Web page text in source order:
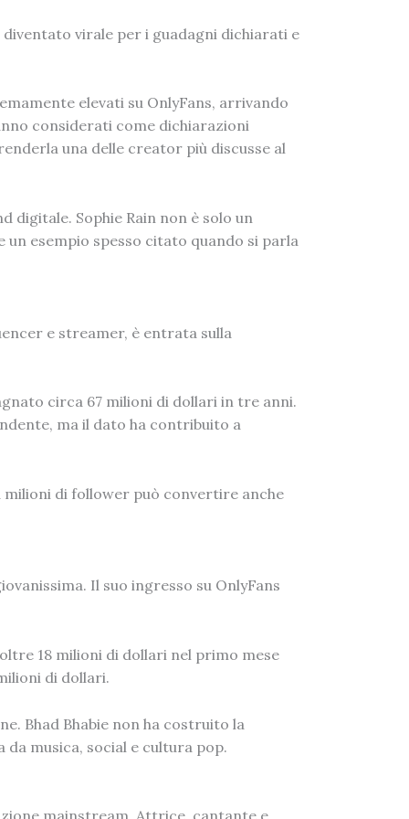
diventato virale per i guadagni dichiarati e
elevati su OnlyFans, arrivando
considerati come dichiarazioni
una delle creator più discusse al
Sophie Rain non è solo un
esempio spesso citato quando si parla
e streamer, è entrata sulla
circa 67 milioni di dollari in tre anni.
ma il dato ha contribuito a
milioni di follower può convertire anche
Il suo ingresso su OnlyFans
18 milioni di dollari nel primo mese
di dollari.
Bhad Bhabie non ha costruito la
musica, social e cultura pop.